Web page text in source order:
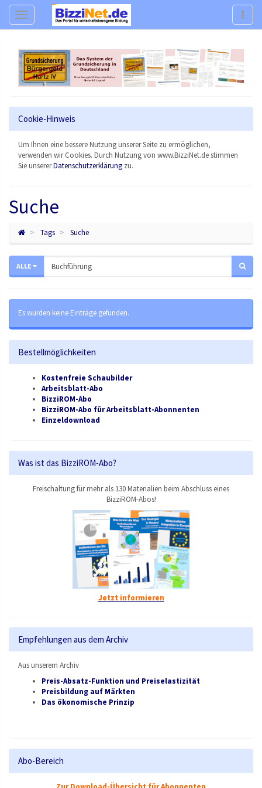
Navigation
Cookie-Hinweis
Um Ihnen eine bessere Nutzung unserer Seite zu ermöglichen,
verwenden wir Cookies. Durch Nutzung von www.BizziNet.de stimmen
Sie unsererDatenschutzerklärung zu.
Suche
Tags Suche
ALLE
Es wurden keine Einträge gefunden.
Bestellmöglichkeiten
Kostenfreie Schaubilder
Arbeitsblatt-Abo
BizziROM-Abo
BizziROM-Abo für Arbeitsblatt-Abonnenten
Einzeldownload
Was ist das BizziROM-Abo?
Freischaltung für mehr als 130 Materialien beim Abschluss eines
BizziROM-Abos!
Jetzt informieren
Empfehlungen aus dem Archiv
Aus unserem Archiv
Preis-Absatz-Funktion und Preiselastizität
Preisbildung auf Märkten
Das ökonomische Prinzip
Abo-Bereich